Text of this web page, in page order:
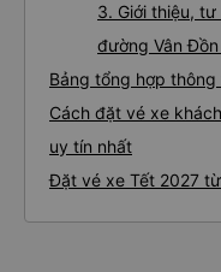
3. Giới thiệu,
đường Vân Đồn
Bảng tổng hợp thông
Cách đặt vé xe
uy tín nhất
Đặt vé xe Tết 2027